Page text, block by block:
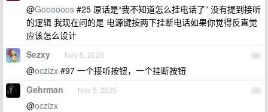
@Goooooos #25 原话是“我不知道怎么挂电话了” 没有提到接听
的逻辑 我现在问的是 电源键按两下挂断电话如果你觉得反直觉
应该怎么设计
98
Sezxy Nov 5, 2025
@oczizx #97 一个接听按钮，一个挂断按钮
99
Gehrman Nov 5, 2025
@oczizx